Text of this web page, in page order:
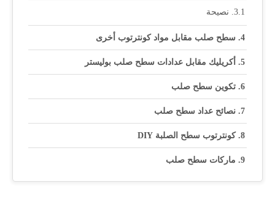
نصيحة
سطح صلب مقابل مواد كونترتوب أخرى
أكريليك مقابل عدادات سطح صلب بوليستر
تكوين سطح صلب
نصائح عداد سطح صلب
كونترتوب سطح الصلبة DIY
ماركات سطح صلب